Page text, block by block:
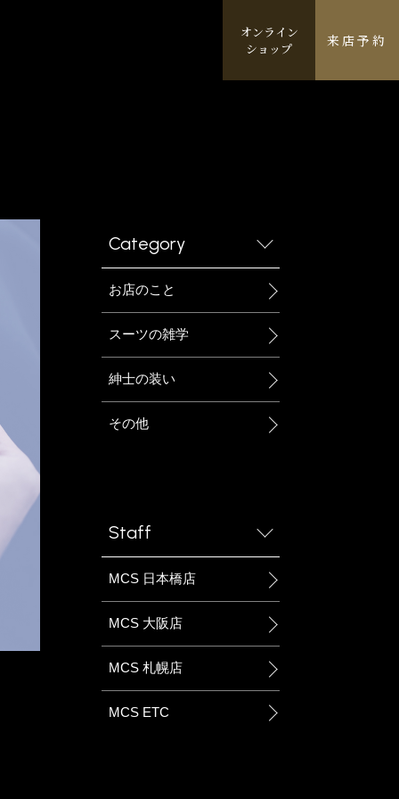
オンライン
ショップ
来店予約
Category
お店のこと
スーツの雑学
紳士の装い
その他
Staff
MCS 日本橋店
MCS 大阪店
MCS 札幌店
MCS ETC